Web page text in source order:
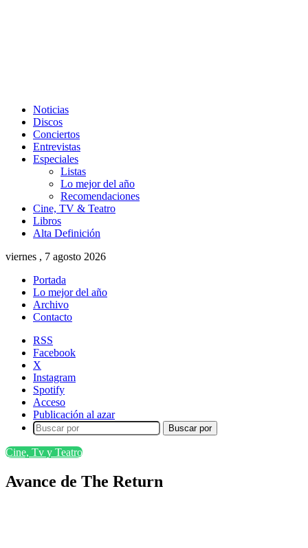
Noticias
Discos
Conciertos
Entrevistas
Especiales
Listas
Lo mejor del año
Recomendaciones
Cine, TV & Teatro
Libros
Alta Definición
viernes , 7 agosto 2026
Portada
Lo mejor del año
Archivo
Contacto
RSS
Facebook
X
Instagram
Spotify
Acceso
Publicación al azar
Buscar por
Cine, Tv y Teatro
Avance de The Return